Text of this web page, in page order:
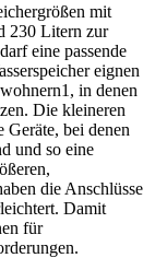
mit
230 Litern zur
eine passende
eignen
in denen
Die kleineren
bei denen
und so eine
die Anschlüsse
Damit
für